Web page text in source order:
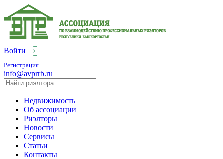
Войти
Регистрация
info@avprrb.ru
Недвижимость
Об ассоциации
Риэлторы
Новости
Сервисы
Статьи
Контакты